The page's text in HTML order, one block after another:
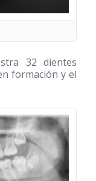
32 dientes
formación y el